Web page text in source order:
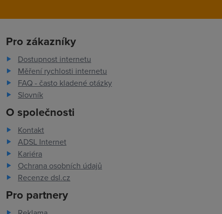
Pro zákazníky
Dostupnost internetu
Měření rychlosti internetu
FAQ - často kladené otázky
Slovník
O společnosti
Kontakt
ADSL Internet
Kariéra
Ochrana osobních údajů
Recenze dsl.cz
Pro partnery